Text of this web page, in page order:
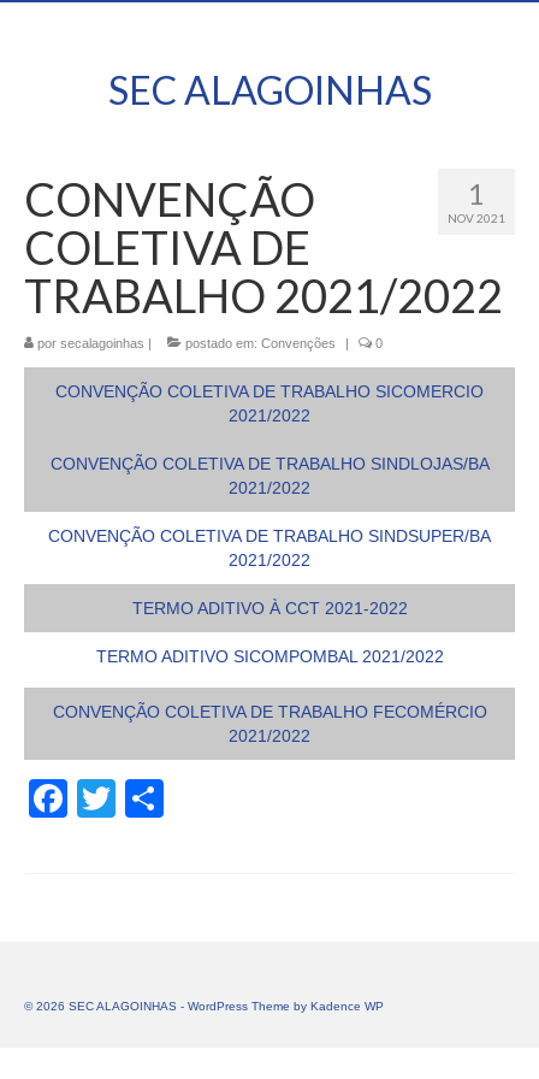
SEC ALAGOINHAS
1
NOV 2021
CONVENÇÃO
COLETIVA DE
TRABALHO 2021/2022
por secalagoinhas | postado em: Convenções | 0
CONVENÇÃO COLETIVA DE TRABALHO SICOMERCIO
2021/2022
CONVENÇÃO COLETIVA DE TRABALHO SINDLOJAS/BA
2021/2022
CONVENÇÃO COLETIVA DE TRABALHO SINDSUPER/BA
2021/2022
TERMO ADITIVO À CCT 2021-2022
TERMO ADITIVO SICOMPOMBAL 2021/2022
CONVENÇÃO COLETIVA DE TRABALHO FECOMÉRCIO
2021/2022
Facebook
Twitter
© 2026 SEC ALAGOINHAS - WordPress Theme by Kadence WP